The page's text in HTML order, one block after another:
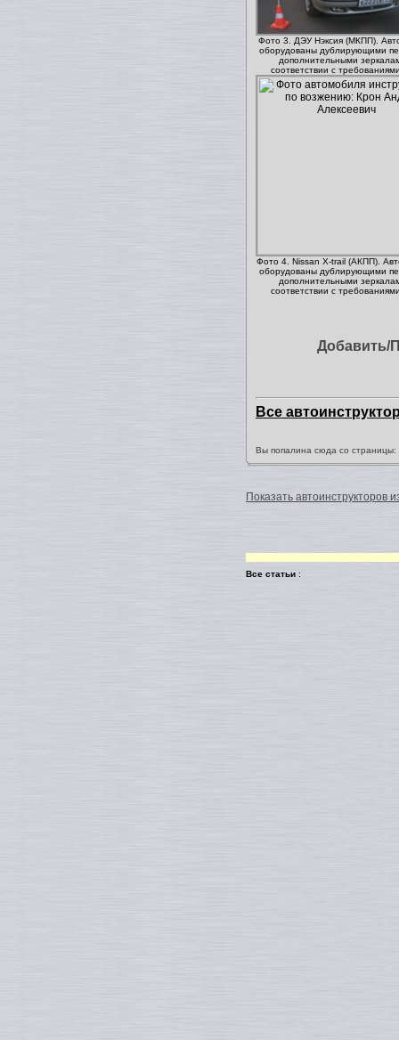
Фото 3. ДЭУ Нэксия (МКПП).
оборудованы дублирующими
дополнительными
соответствии с
Фото 4. Nissan X-trail (АКПП).
оборудованы дублирующими
дополнительными
соответствии с
Добавить/
Все
Вы попалина сюда со
Показать автоинструкторов
Все статьи :